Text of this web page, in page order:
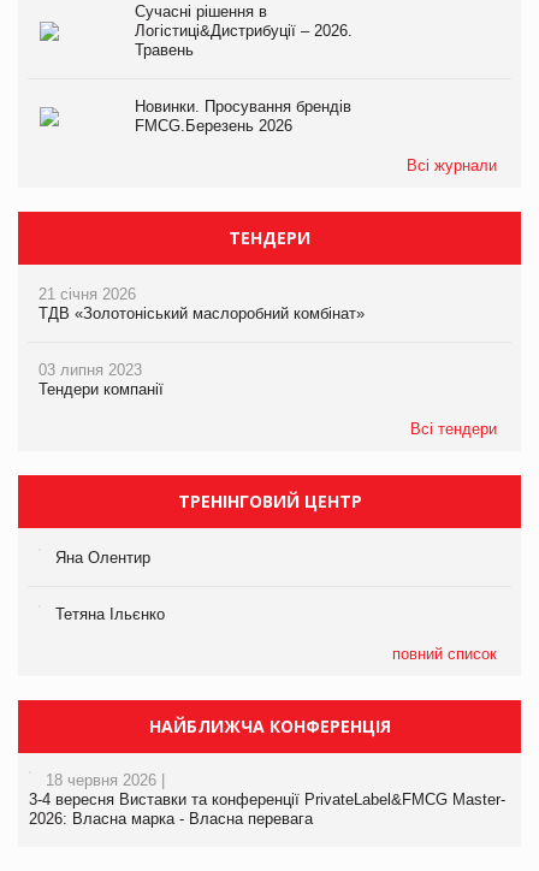
Сучасні рішення в
Логістиці&Дистрибуції – 2026.
Травень
Новинки. Просування брендів
FMCG.Березень 2026
Всі журнали
ТЕНДЕРИ
21 січня 2026
ТДВ «Золотоніський маслоробний комбінат»
03 липня 2023
Тендери компанії
Всі тендери
ТРЕНІНГОВИЙ ЦЕНТР
Яна Олентир
Тетяна Ільєнко
повний список
НАЙБЛИЖЧА КОНФЕРЕНЦІЯ
18 червня 2026 |
3-4 вересня Виставки та конференції PrivateLabel&FMCG Master-
2026: Власна марка - Власна перевага